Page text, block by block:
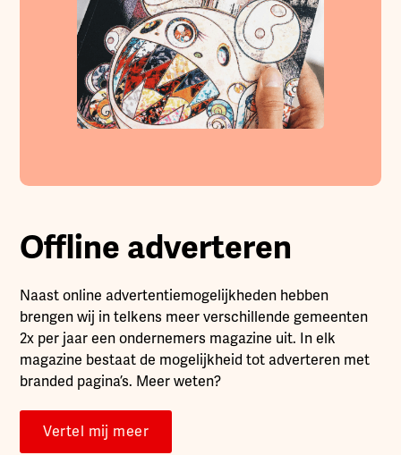
Offline adverteren
Naast online advertentiemogelijkheden hebben
brengen wij in telkens meer verschillende gemeenten
2x per jaar een ondernemers magazine uit. In elk
magazine bestaat de mogelijkheid tot adverteren met
branded pagina’s. Meer weten?
Vertel mij meer